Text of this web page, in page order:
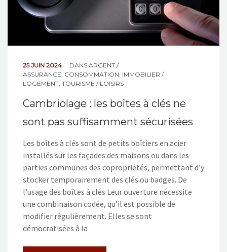
25 JUIN 2024 DANS ARGENT /
ASSURANCE CONSOMMATION IMMOBILIER /
LOGEMENT TOURISME / LOISIRS
Cambriolage : les boîtes à clés ne
sont pas suffisamment sécurisées
Les boîtes à clés sont de petits boîtiers en acier
installés sur les façades des maisons ou dans les
parties communes des copropriétés, permettant d’y
stocker temporairement des clés ou badges. De
l’usage des boîtes à clés Leur ouverture nécessite
une combinaison codée, qu’il est possible de
modifier régulièrement. Elles se sont
démocratisées à la